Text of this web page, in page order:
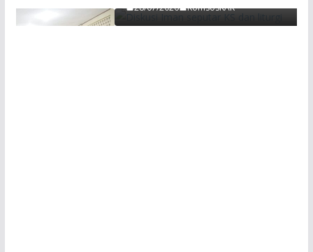
28/07/2026 KomsosKAK